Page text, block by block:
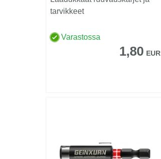
tarvikkeet
Varastossa
1,80 EUR